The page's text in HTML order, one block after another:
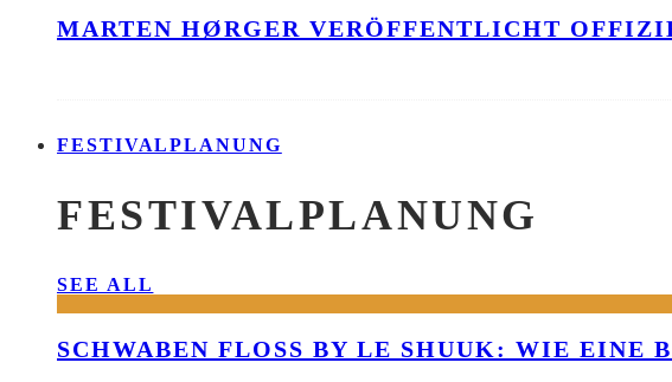
MARTEN HØRGER VERÖFFENTLICHT
FESTIVALPLANUNG
FESTIVALPLANUNG
SEE ALL
SCHWABEN FLOSS BY LE SHUUK: WIE EINE